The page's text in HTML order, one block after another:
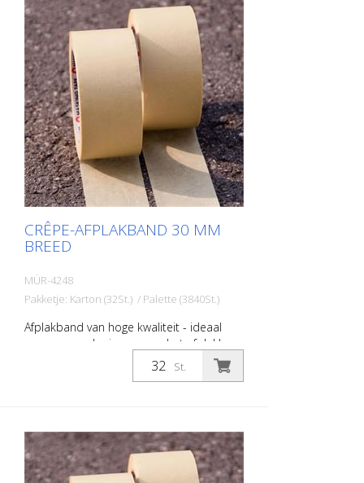
CRÊPE-AFPLAKBAND 30 MM
BREED
MÜR-4248
Pakketje: Karton (32St.) / Palette (3840St.)
Afplakband van hoge kwaliteit - ideaal
voor wegmarkeringen voor het afplakken
van veiligheidspaden, borden, symbolen,
enz. Breedte: 30 mm Lengte: 50 meter
St.